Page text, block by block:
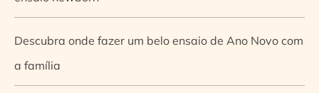
Descubra onde fazer um belo ensaio de Ano Novo com
a família